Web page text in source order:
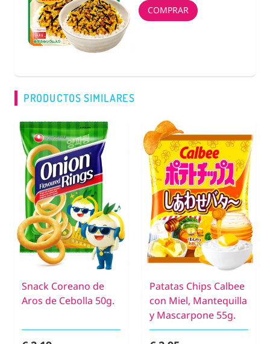
COMPRAR
PRODUCTOS SIMILARES
Snack Coreano de
Aros de Cebolla 50g.
Patatas Chips Calbee
con Miel, Mantequilla
y Mascarpone 55g.